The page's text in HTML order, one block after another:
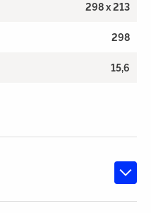
298 x 213
298
15,6